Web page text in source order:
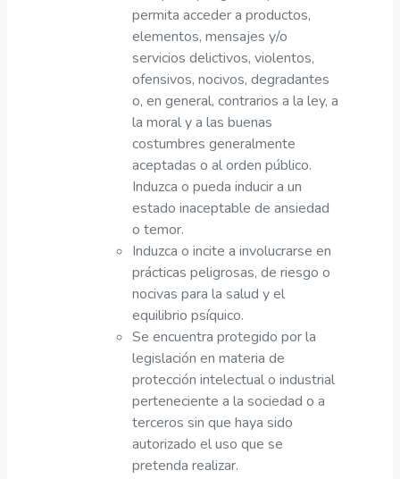
permita acceder a productos,
elementos, mensajes y/o
servicios delictivos, violentos,
ofensivos, nocivos, degradantes
o, en general, contrarios a la ley, a
la moral y a las buenas
costumbres generalmente
aceptadas o al orden público.
Induzca o pueda inducir a un
estado inaceptable de ansiedad
o temor.
Induzca o incite a involucrarse en
prácticas peligrosas, de riesgo o
nocivas para la salud y el
equilibrio psíquico.
Se encuentra protegido por la
legislación en materia de
protección intelectual o industrial
perteneciente a la sociedad o a
terceros sin que haya sido
autorizado el uso que se
pretenda realizar.